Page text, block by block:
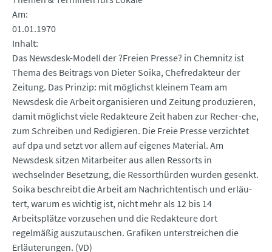
Am
01.01.1970
Inhalt
Das Newsdesk-Modell der ?Freien Presse? in Chemnitz ist
Thema des Beitrags von Dieter Soika, Chefredakteur der
Zeitung. Das Prinzip: mit möglichst kleinem Team am
Newsdesk die Arbeit organisieren und Zeitung produzieren,
damit möglichst viele Redakteure Zeit haben zur Recher-che,
zum Schreiben und Redigieren. Die Freie Presse verzichtet
auf dpa und setzt vor allem auf eigenes Material. Am
Newsdesk sitzen Mitarbeiter aus allen Ressorts in
wechselnder Besetzung, die Ressorthürden wurden gesenkt.
Soika beschreibt die Arbeit am Nachrichtentisch und erläu-
tert, warum es wichtig ist, nicht mehr als 12 bis 14
Arbeitsplätze vorzusehen und die Redakteure dort
regelmäßig auszutauschen. Grafiken unterstreichen die
Erläuterungen. (VD)